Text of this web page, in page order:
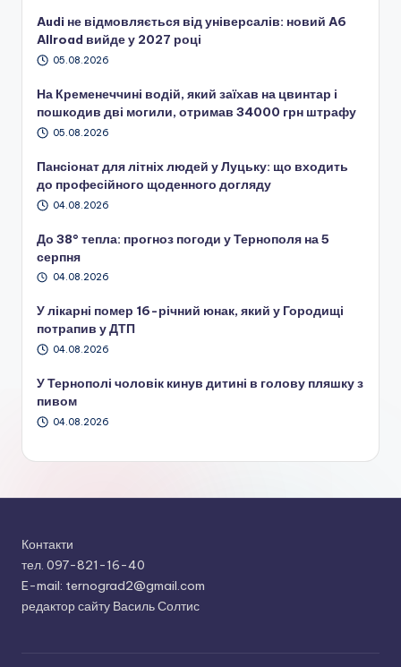
Audi не відмовляється від універсалів: новий A6
Allroad вийде у 2027 році
05.08.2026
На Кременеччині водій, який заїхав на цвинтар і
пошкодив дві могили, отримав 34000 грн штрафу
05.08.2026
Пансіонат для літніх людей у Луцьку: що входить
до професійного щоденного догляду
04.08.2026
До 38° тепла: прогноз погоди у Тернополя на 5
серпня
04.08.2026
У лікарні помер 16-річний юнак, який у Городищі
потрапив у ДТП
04.08.2026
У Тернополі чоловік кинув дитині в голову пляшку з
пивом
04.08.2026
Контакти
тел. 097-821-16-40
E-mail: ternograd2@gmail.com
редактор сайту Василь Солтис